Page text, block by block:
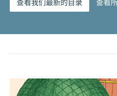
查看我们最新的目录 查看